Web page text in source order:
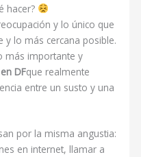
hacer?
y lo único que
y lo más cercana posible.
más importante y
DFque realmente
entre un susto y una
por la misma angustia:
en internet, llamar a